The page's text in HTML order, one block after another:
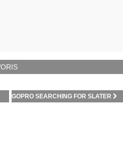
GOPRO SEARCHING FOR SLATER